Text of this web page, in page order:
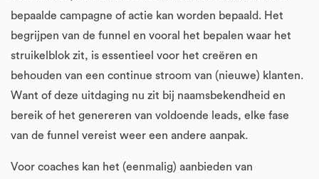
bepaalde campagne of actie kan worden bepaald. Het
begrijpen van de funnel en vooral het bepalen waar het
struikelblok zit, is essentieel voor het creëren en
behouden van een continue stroom van (nieuwe) klanten.
Want of deze uitdaging nu zit bij naamsbekendheid en
bereik of het genereren van voldoende leads, elke fase
van de funnel vereist weer een andere aanpak.
Voor coaches kan het (eenmalig) aanbieden van